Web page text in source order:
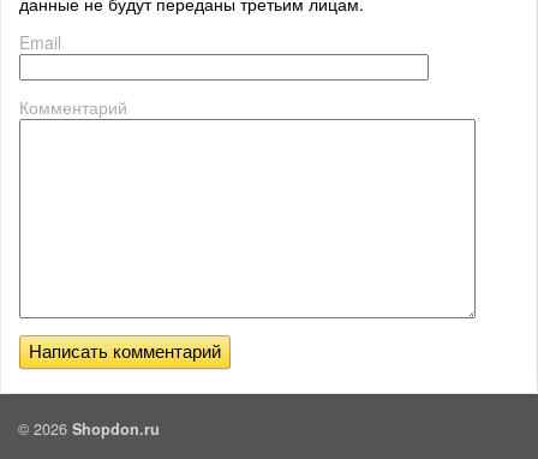
Email
Комментарий
© 2026 Shopdon.ru